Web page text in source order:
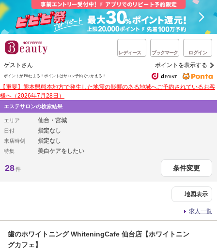
レディース ブックマーク ログイン
ゲストさん ポイントを表示する
ポイントが1%たまる！ ポイントはサロン予約でつかえる！
【重要】熊本県熊本地方で発生した地震の影響のある地域へご予約されているお客
様へ（2026年7月28日）
エステサロンの検索結果
エリア 仙台・宮城
日付 指定なし
来店時刻 指定なし
特集 美白ケアをしたい
28件 条件変更
地図表示
求人一覧
歯のホワイトニング WhiteningCafe 仙台店【ホワイトニン
グカフェ】